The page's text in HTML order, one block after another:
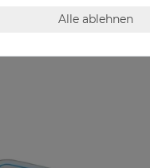
Alle ablehnen